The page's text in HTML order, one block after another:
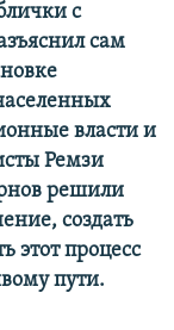
с
сам
власти и
Ремзи
решили
создать
этот процесс
пути.